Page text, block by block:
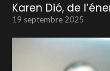
Karen Dió, de
19 septembre 2025